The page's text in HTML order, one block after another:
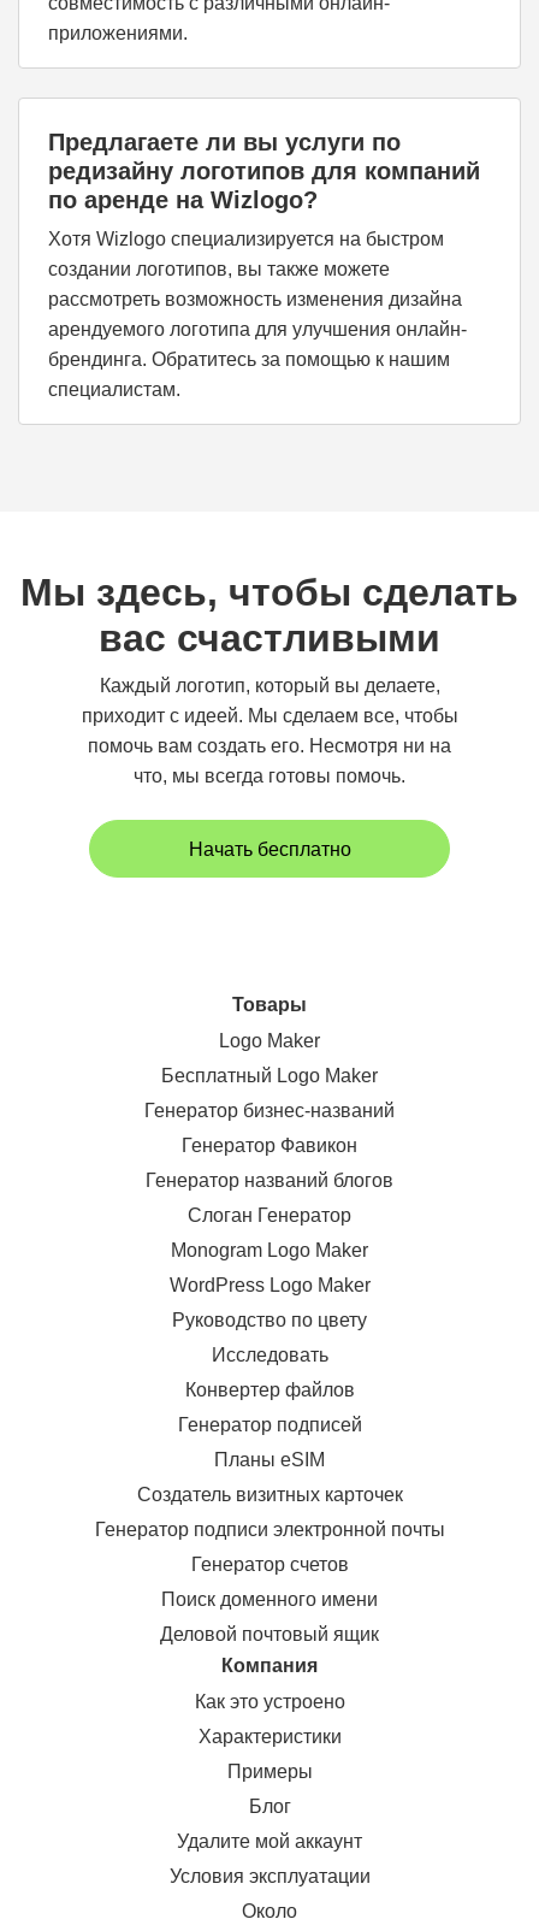
приложениями.
Предлагаете ли вы услуги по
редизайну логотипов для компаний
по аренде на Wizlogo?
Хотя Wizlogo специализируется на быстром
создании логотипов, вы также можете
рассмотреть возможность изменения дизайна
арендуемого логотипа для улучшения онлайн-
брендинга. Обратитесь за помощью к нашим
специалистам.
Мы здесь, чтобы сделать
вас счастливыми
Каждый логотип, который вы делаете,
приходит с идеей. Мы сделаем все, чтобы
помочь вам создать его. Несмотря ни на
что, мы всегда готовы помочь.
Начать бесплатно
Товары
Logo Maker
Бесплатный Logo Maker
Генератор бизнес-названий
Генератор Фавикон
Генератор названий блогов
Слоган Генератор
Monogram Logo Maker
WordPress Logo Maker
Руководство по цвету
Исследовать
Конвертер файлов
Генератор подписей
Планы eSIM
Создатель визитных карточек
Генератор подписи электронной почты
Генератор счетов
Поиск доменного имени
Деловой почтовый ящик
Компания
Как это устроено
Характеристики
Примеры
Блог
Удалите мой аккаунт
Условия эксплуатации
Около